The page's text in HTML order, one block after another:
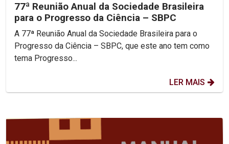
77ª Reunião Anual da Sociedade Brasileira
para o Progresso da Ciência – SBPC
A 77ª Reunião Anual da Sociedade Brasileira para o
Progresso da Ciência – SBPC, que este ano tem como
tema Progresso...
LER MAIS